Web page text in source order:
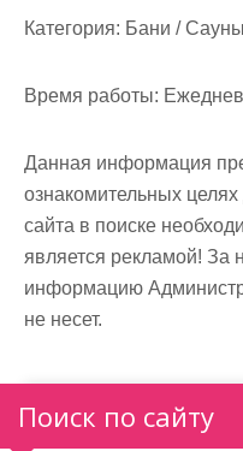
Категория: Бани / Сауны
Время работы:
Данная информация
ознакомительных
сайта в поиске
является рекламой!
информацию
не несет.
Поиск по сайту